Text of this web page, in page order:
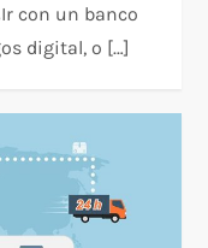
con un banco
digital, o […]